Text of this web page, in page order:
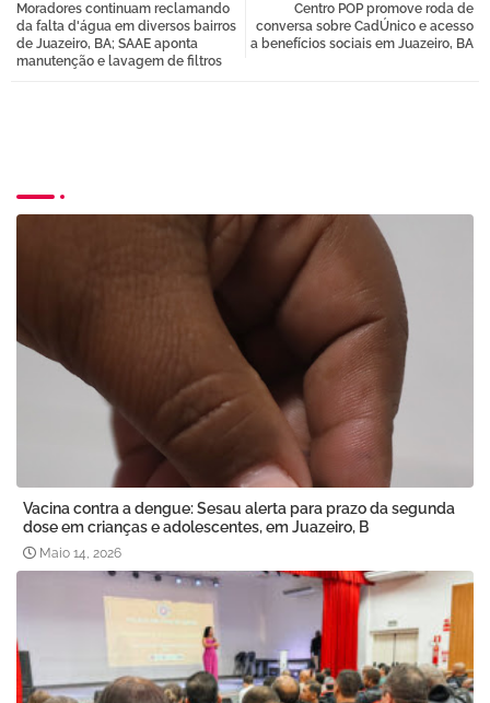
tter
Centro POP promove roda de
conversa sobre CadÚnico e acesso
a benefícios sociais em Juazeiro, BA
Moradores continuam reclamando
da falta d'água em diversos bairros
de Juazeiro, BA; SAAE aponta
manutenção e lavagem de filtros
Vacina contra a dengue: Sesau alerta para prazo da segunda
dose em crianças e adolescentes, em Juazeiro, B
Maio 14, 2026